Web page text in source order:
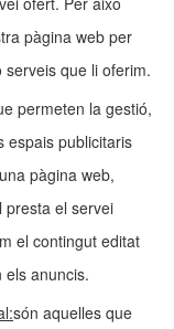
pàgina web per
serveis que li oferim.
permeten la gestió,
espais publicitaris
pàgina web,
presta el servei
el contingut editat
anuncis.
són aquelles que